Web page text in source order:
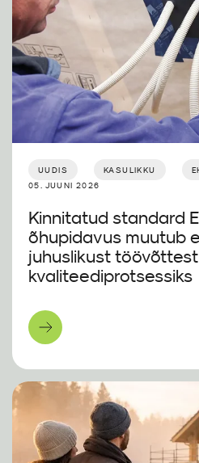
UUDIS KASULIKKU
05. JUUNI 2026
Kinnitatud standard
õhupidavus muutub
juhuslikust
kvaliteediprotsessiks